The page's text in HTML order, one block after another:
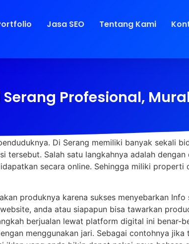
Jasa SEO Tentang Kami
Profesional,
Di Serang memiliki banyak sekali
tersebut. Salah satu langkahnya adalah
secara online. Sehingga miliki properti
produknya karena sukses menyebarkan
anda atau siapapun bisa tawarkan
berjualan lewat platform digital ini benar-
menggunakan jari. Sebagai contohnya